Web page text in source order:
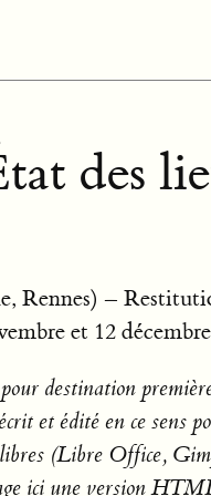
des
Rennes) –
et 12
destination
et édité en ce sens
(Libre Office,
ici une version